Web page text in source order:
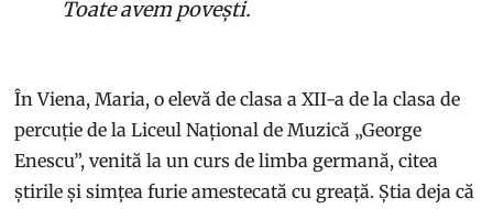
Toate avem povești.
În Viena, Maria, o elevă de clasa a XII-a de la clasa de
percuție de la Liceul Național de Muzică „George
Enescu”, venită la un curs de limba germană, citea
știrile și simțea furie amestecată cu greață. Știa deja că